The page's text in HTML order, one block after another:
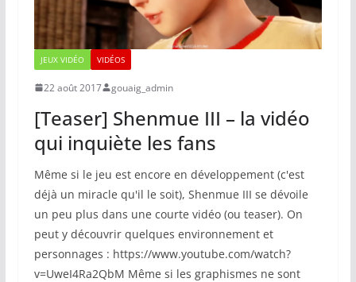
JEUX VIDÉO VIDÉOS
22 août 2017 gouaig_admin
[Teaser] Shenmue III – la vidéo
qui inquiète les fans
Même si le jeu est encore en développement (c'est
déjà un miracle qu'il le soit), Shenmue III se dévoile
un peu plus dans une courte vidéo (ou teaser). On
peut y découvrir quelques environnement et
personnages : https://www.youtube.com/watch?
v=UweI4Ra2QbM Même si les graphismes ne sont